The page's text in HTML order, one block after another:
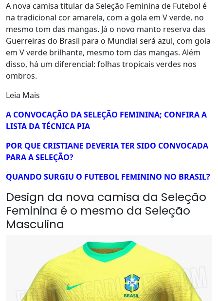
A nova camisa titular da Seleção Feminina de Futebol é
na tradicional cor amarela, com a gola em V verde, no
mesmo tom das mangas. Já o novo manto reserva das
Guerreiras do Brasil para o Mundial será azul, com gola
em V verde brilhante, mesmo tom das mangas. Além
disso, há um diferencial: folhas tropicais verdes nos
ombros.
Leia Mais
A CONVOCAÇÃO DA SELEÇÃO FEMININA; CONFIRA A
LISTA DA TÉCNICA PIA
POR QUE CRISTIANE DEVERIA TER SIDO CONVOCADA
PARA A SELEÇÃO?
QUANDO SURGIU O FUTEBOL FEMININO NO BRASIL?
Design da nova camisa da Seleção
Feminina é o mesmo da Seleção
Masculina